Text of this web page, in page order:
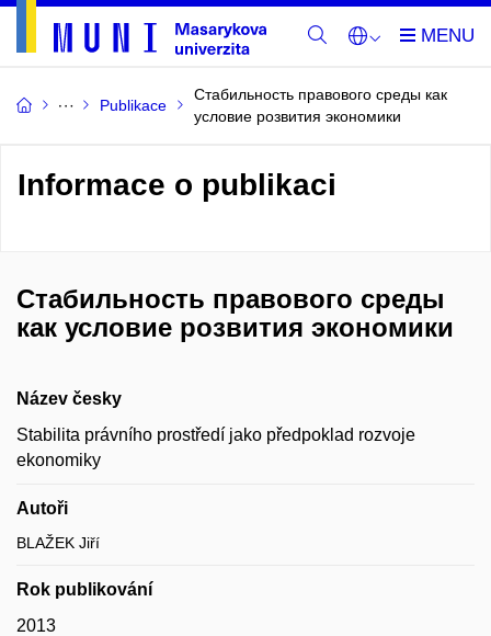
Publikace
Стабильность правового среды как
условие розвития экономики
Informace o publikaci
Стабильность правового среды
как условие розвития экономики
Název česky
Stabilita právního prostředí jako předpoklad rozvoje
ekonomiky
Autoři
BLAŽEK Jiří
Rok publikování
2013